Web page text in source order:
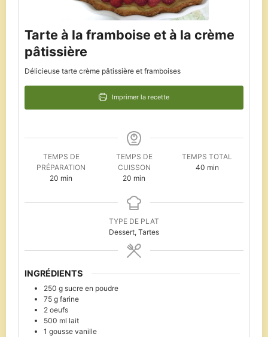
Tarte à la framboise et à la crème
pâtissière
Délicieuse tarte crème pâtissière et framboises
Imprimer la recette
TEMPS DE
PRÉPARATION
20 minutes
min
TEMPS DE
CUISSON
20 minutes
min
TEMPS TOTAL
40minutes
min
TYPE DE PLAT
Dessert, Tartes
INGRÉDIENTS
250 g sucre en poudre
75 g farine
2 oeufs
500 ml lait
1 gousse vanille